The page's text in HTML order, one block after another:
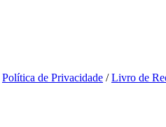
Política de Privacidade /Livro de